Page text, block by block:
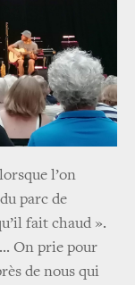
l’on
parc de
fait chaud ».
On prie pour
de nous qui